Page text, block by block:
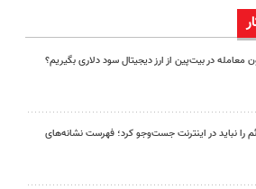
معامله در بیت‌پین از ارز دیجیتال سود دلاری بگیریم؟
را نباید در اینترنت جست‌وجو کرد؛ فهرست نشانه‌های